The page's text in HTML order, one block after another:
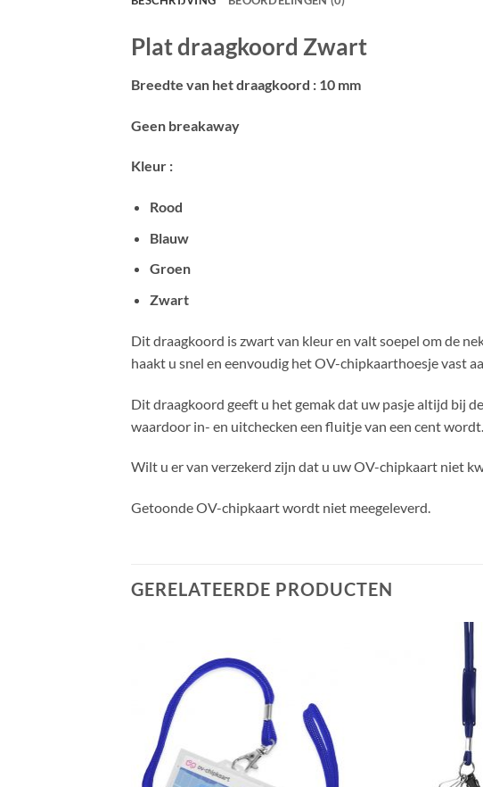
Plat draagkoord Zwart
Breedte van het draagkoord : 10 mm
Geen breakaway
Kleur :
Rood
Blauw
Groen
Zwart
Dit draagkoord is zwart van kleur en valt soepel om de
haakt u snel en eenvoudig het OV-chipkaarthoesje vast
Dit draagkoord geeft u het gemak dat uw pasje altijd bij
waardoor in- en uitchecken een fluitje van een cent wordt.
Wilt u er van verzekerd zijn dat u uw OV-chipkaart niet
Getoonde OV-chipkaart wordt niet meegeleverd.
GERELATEERDE PRODUCTEN